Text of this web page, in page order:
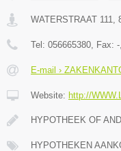
WATERSTRAAT 111
Tel: 056665380 , Fax: -
E-mail ›
Website: http://
HYPOTHEEK OF
HYPOTHEKEN